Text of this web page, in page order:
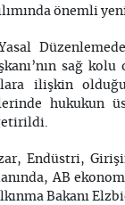
önemli
sağ
ilişkin
hukukun
Endüstri,
AB
Bakanı